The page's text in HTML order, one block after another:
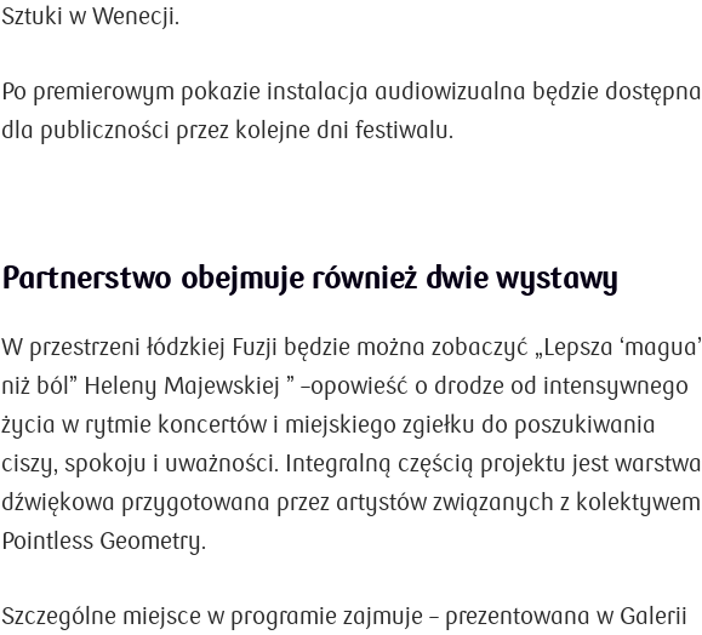
Sztuki w Wenecji.
Po premierowym pokazie instalacja audiowizualna będzie dostępna
dla publiczności przez kolejne dni festiwalu.
Partnerstwo obejmuje również dwie wystawy
W przestrzeni łódzkiej Fuzji będzie można zobaczyć „Lepsza ‘magua’
niż ból” Heleny Majewskiej ” –opowieść o drodze od intensywnego
życia w rytmie koncertów i miejskiego zgiełku do poszukiwania
ciszy, spokoju i uważności. Integralną częścią projektu jest warstwa
dźwiękowa przygotowana przez artystów związanych z kolektywem
Pointless Geometry.
Szczególne miejsce w programie zajmuje – prezentowana w Galerii